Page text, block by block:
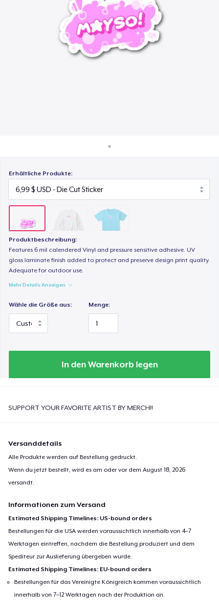
Überall verkaufen
Etwas verkaufen
Erhältliche Produkte:
Produktbeschreibung:
Features 6 mil calendered Vinyl and pressure sensitive adhesive. UV
gloss laminate finish added to protect and preserve design print quality.
Adequate for outdoor use.
Mehr Details Anzeigen
Wähle die Größe aus: Menge:
In den Warenkorb legen
SUPPORT YOUR FAVORITE ARTIST BY MERCH!!
Versanddetails
Alle Produkte werden auf Bestellung gedruckt.
Wenn du jetzt bestellt, wird es am oder vor demAugust 18, 2026
versandt.
Informationen zum Versand
Estimated Shipping Timelines: US-bound orders
Bestellungen für die USA werden voraussichtlich innerhalb von 4–7
Werktagen eintreffen, nachdem die Bestellung produziert und dem
Spediteur zur Auslieferung übergeben wurde.
Estimated Shipping Timelines: EU-bound orders
Bestellungen für das Vereinigte Königreich kommen voraussichtlich
innerhalb von 7–12 Werktagen nach der Produktion an.
24,99 $